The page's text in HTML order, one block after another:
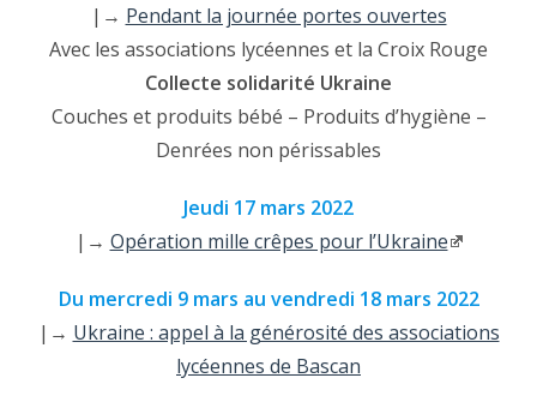
|→ Pendant la journée portes ouvertes
Avec les associations lycéennes et la Croix Rouge
Collecte solidarité Ukraine
Couches et produits bébé – Produits d’hygiène –
Denrées non périssables
Jeudi 17 mars 2022
|→ Opération mille crêpes pour l’Ukraine
Du mercredi 9 mars au vendredi 18 mars 2022
|→ Ukraine : appel à la générosité des associations
lycéennes de Bascan